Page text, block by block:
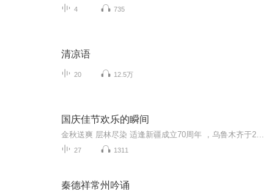
4 735
清凉语
20 12.5万
国庆佳节欢乐的瞬间
27 1311
秦德祥常州吟诵